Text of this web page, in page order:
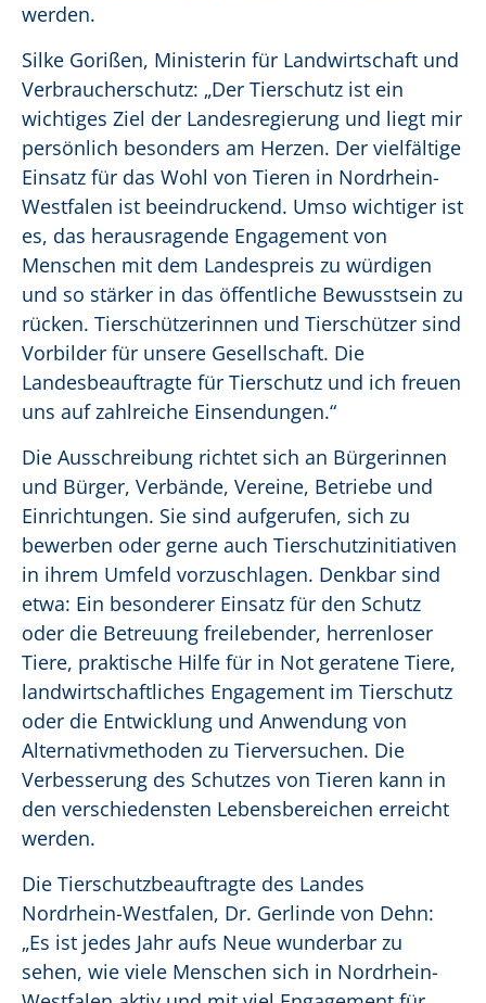
werden.
Silke Gorißen, Ministerin für Landwirtschaft und
Verbraucherschutz: „Der Tierschutz ist ein
wichtiges Ziel der Landesregierung und liegt mir
persönlich besonders am Herzen. Der vielfältige
Einsatz für das Wohl von Tieren in Nordrhein-
Westfalen ist beeindruckend. Umso wichtiger ist
es, das herausragende Engagement von
Menschen mit dem Landespreis zu würdigen
und so stärker in das öffentliche Bewusstsein zu
rücken. Tierschützerinnen und Tierschützer sind
Vorbilder für unsere Gesellschaft. Die
Landesbeauftragte für Tierschutz und ich freuen
uns auf zahlreiche Einsendungen.“
Die Ausschreibung richtet sich an Bürgerinnen
und Bürger, Verbände, Vereine, Betriebe und
Einrichtungen. Sie sind aufgerufen, sich zu
bewerben oder gerne auch Tierschutzinitiativen
in ihrem Umfeld vorzuschlagen. Denkbar sind
etwa: Ein besonderer Einsatz für den Schutz
oder die Betreuung freilebender, herrenloser
Tiere, praktische Hilfe für in Not geratene Tiere,
landwirtschaftliches Engagement im Tierschutz
oder die Entwicklung und Anwendung von
Alternativmethoden zu Tierversuchen. Die
Verbesserung des Schutzes von Tieren kann in
den verschiedensten Lebensbereichen erreicht
werden.
Die Tierschutzbeauftragte des Landes
Nordrhein-Westfalen, Dr. Gerlinde von Dehn:
„Es ist jedes Jahr aufs Neue wunderbar zu
sehen, wie viele Menschen sich in Nordrhein-